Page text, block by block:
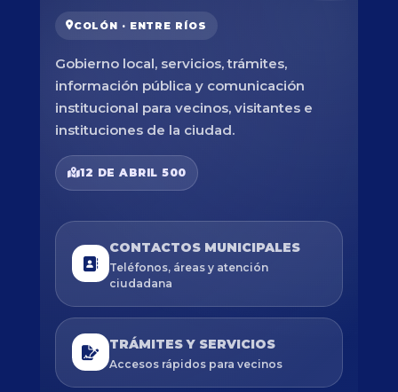
COLÓN · ENTRE RÍOS
Gobierno local, servicios, trámites,
información pública y comunicación
institucional para vecinos, visitantes e
instituciones de la ciudad.
12 DE ABRIL 500
CONTACTOS MUNICIPALES
Teléfonos, áreas y atención
ciudadana
TRÁMITES Y SERVICIOS
Accesos rápidos para vecinos